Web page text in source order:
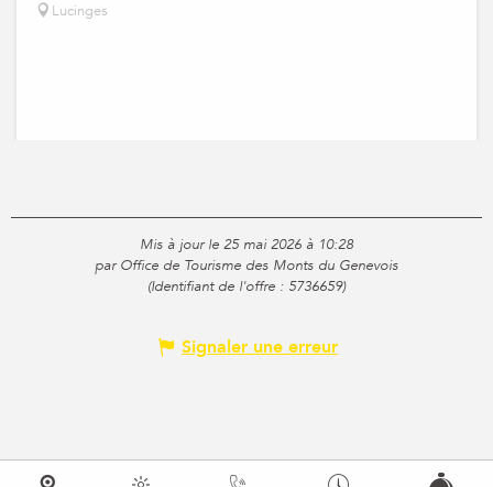
Lucinges
Mis à jour le 25 mai 2026 à 10:28
par Office de Tourisme des Monts du Genevois
(Identifiant de l'offre : 5736659)
Signaler une erreur